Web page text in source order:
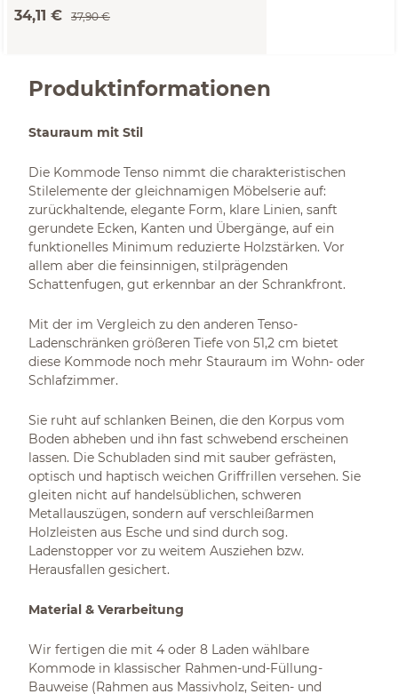
34,11 € 37,90 €
Produktinformationen
Stauraum mit Stil
Die Kommode Tenso nimmt die charakteristischen
Stilelemente der gleichnamigen Möbelserie auf:
zurückhaltende, elegante Form, klare Linien, sanft
gerundete Ecken, Kanten und Übergänge, auf ein
funktionelles Minimum reduzierte Holzstärken. Vor
allem aber die feinsinnigen, stilprägenden
Schattenfugen, gut erkennbar an der Schrankfront.
Mit der im Vergleich zu den anderen Tenso-
Ladenschränken größeren Tiefe von 51,2 cm bietet
diese Kommode noch mehr Stauraum im Wohn- oder
Schlafzimmer.
Sie ruht auf schlanken Beinen, die den Korpus vom
Boden abheben und ihn fast schwebend erscheinen
lassen. Die Schubladen sind mit sauber gefrästen,
optisch und haptisch weichen Griffrillen versehen. Sie
gleiten nicht auf handelsüblichen, schweren
Metallauszügen, sondern auf verschleißarmen
Holzleisten aus Esche und sind durch sog.
Ladenstopper vor zu weitem Ausziehen bzw.
Herausfallen gesichert.
Material & Verarbeitung
Wir fertigen die mit 4 oder 8 Laden wählbare
Kommode in klassischer Rahmen-und-Füllung-
Bauweise (Rahmen aus Massivholz, Seiten- und